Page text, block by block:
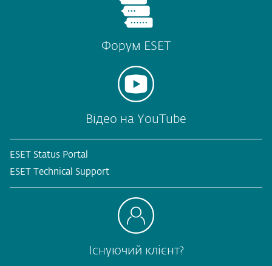
Форум ESET
Відео на YouTube
ESET Status Portal
ESET Technical Support
Існуючий клієнт?